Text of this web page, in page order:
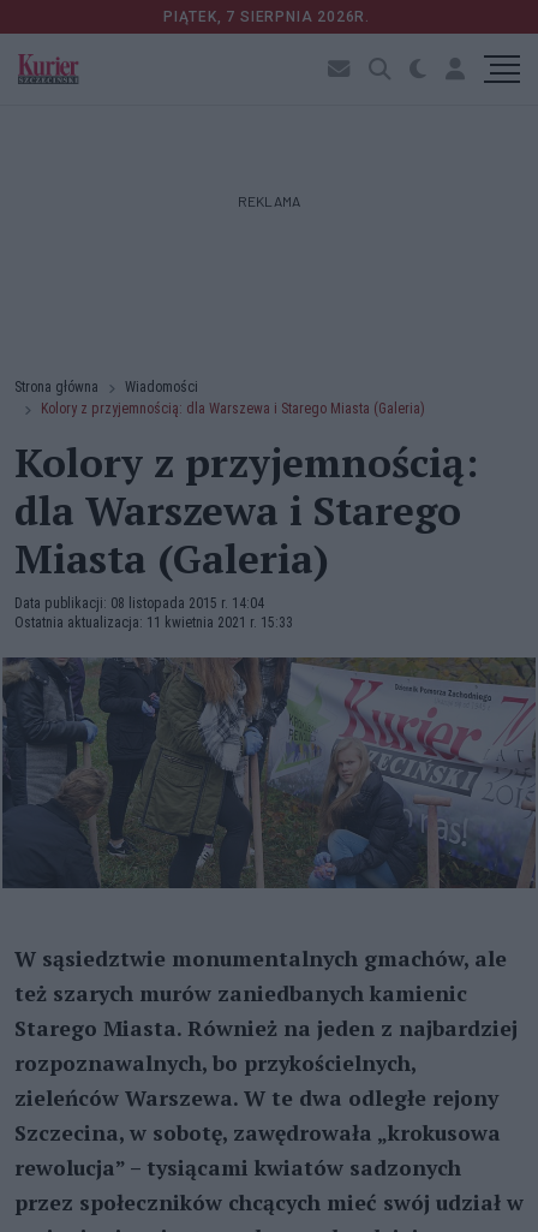
PIĄTEK, 7 SIERPNIA 2026R.
REKLAMA
Strona główna
Wiadomości
Kolory z przyjemnością: dla Warszewa i Starego Miasta (Galeria)
Kolory z przyjemnością:
dla Warszewa i Starego
Miasta (Galeria)
Data publikacji: 08 listopada 2015 r. 14:04
Ostatnia aktualizacja: 11 kwietnia 2021 r. 15:33
W sąsiedztwie monumentalnych gmachów, ale
też szarych murów zaniedbanych kamienic
Starego Miasta. Również na jeden z najbardziej
rozpoznawalnych, bo przykościelnych,
zieleńców Warszewa. W te dwa odległe rejony
Szczecina, w sobotę, zawędrowała „krokusowa
rewolucja” – tysiącami kwiatów sadzonych
przez społeczników chcących mieć swój udział w